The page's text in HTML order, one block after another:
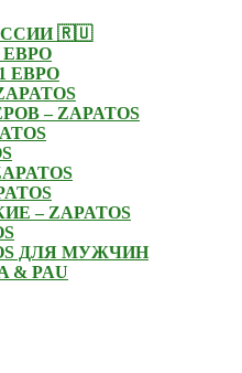
🇷🇺
ЕВРО
ЕВРО
– ZAPATOS
– ZAPATOS
ДЛЯ МУЖЧИН
& PAU